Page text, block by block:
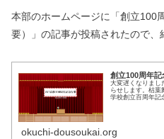
本部のホームページに「創立100
要）」の記事が投稿されたので、
創立100周年
大変遅くなりまし
らせします。枯葉
学校創立百周年記
okuchi-dousoukai.org